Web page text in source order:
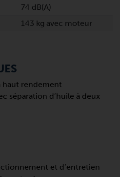
74 dB(A)
143 kg avec moteur
haut rendement
séparation d’huile à deux
et d’entretien